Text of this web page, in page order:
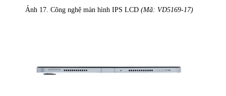
Ảnh 17. Công nghệ màn hình IPS LCD (Mã: VD5169-17)